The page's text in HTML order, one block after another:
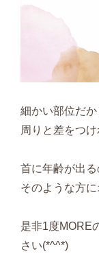
細かい部位だ
周りと差をつ
首に年齢が出
そのような方に
是非1度MORE
さい(*^^*)